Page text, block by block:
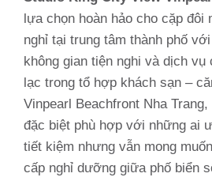
lựa chọn hoàn hảo cho cặp đôi
nghỉ tại trung tâm thành phố
không gian tiện nghi và dịch vụ
lạc trong tổ hợp khách sạn –
Vinpearl Beachfront Nha
đặc biệt phù hợp với những ai
tiết kiệm nhưng vẫn mong
cấp nghỉ dưỡng giữa phố biển